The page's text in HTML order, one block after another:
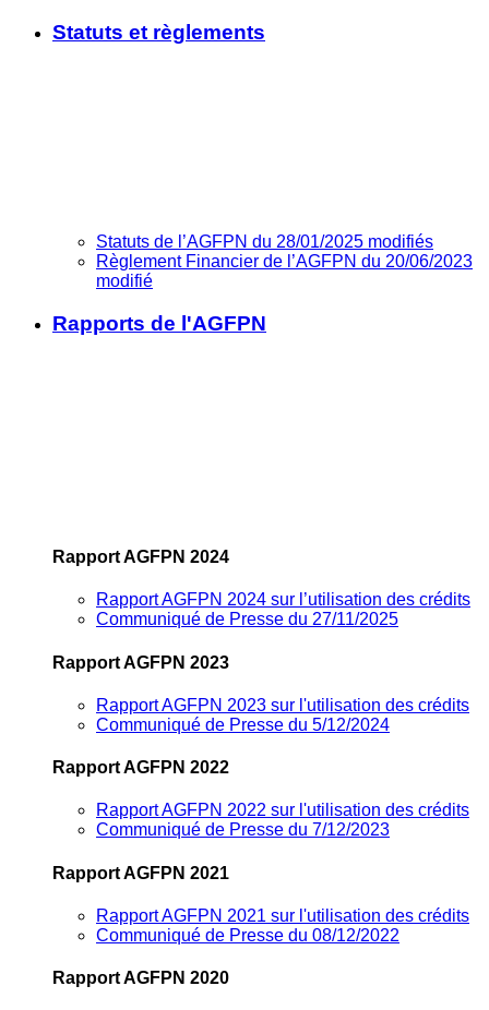
Statuts et règlements
Statuts de l’AGFPN du 28/01/2025 modifiés
Règlement Financier de l’AGFPN du 20/06/2023
modifié
Rapports de l'AGFPN
Rapport AGFPN 2024
Rapport AGFPN 2024 sur l’utilisation des crédits
Communiqué de Presse du 27/11/2025
Rapport AGFPN 2023
Rapport AGFPN 2023 sur l'utilisation des crédits
Communiqué de Presse du 5/12/2024
Rapport AGFPN 2022
Rapport AGFPN 2022 sur l'utilisation des crédits
Communiqué de Presse du 7/12/2023
Rapport AGFPN 2021
Rapport AGFPN 2021 sur l'utilisation des crédits
Communiqué de Presse du 08/12/2022
Rapport AGFPN 2020